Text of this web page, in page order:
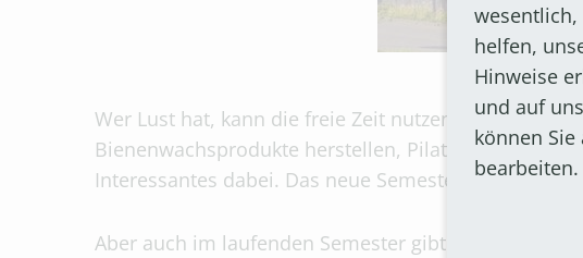
Wer Lust hat, kann die freie Zeit nutzen, um im
Bienenwachsprodukte herstellen, Pilates
Interessantes dabei. Das neue Semester beginnt am
Aber auch im laufenden Semester gibt es noch die
helfen,
Hinweise
und auf
können
bearbeiten.